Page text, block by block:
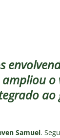
para o Vasco e
do Brasil 2026:
ampliou
Samuel.